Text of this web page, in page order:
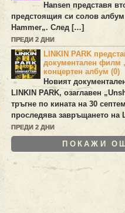
Hansen представя
предстоящия си солов албум
Hammer„. След […]
ПРЕДИ 2 ДНИ
LINKIN PARK
документален филм
концертен албум (0)
Новият
LINKIN PARK, озаглавен
тръгне по кината на 30
проследява завръщането на
ПРЕДИ 2 ДНИ
ПОКАЖИ